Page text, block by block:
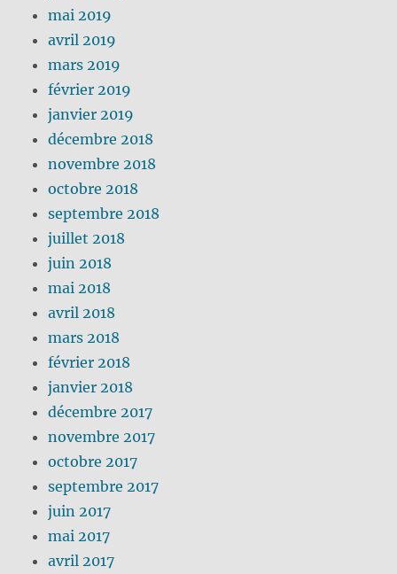
mai 2019
avril 2019
mars 2019
février 2019
janvier 2019
décembre 2018
novembre 2018
octobre 2018
septembre 2018
juillet 2018
juin 2018
mai 2018
avril 2018
mars 2018
février 2018
janvier 2018
décembre 2017
novembre 2017
octobre 2017
septembre 2017
juin 2017
mai 2017
avril 2017